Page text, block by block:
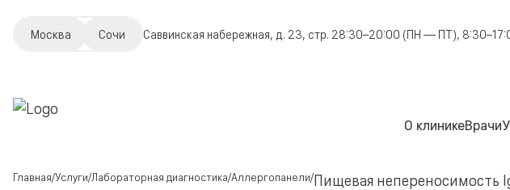
Москва Сочи Саввинская набережная, д. 23, стр. 28:30–20:00 (ПН — ПТ),
О клиникеВрачи
Главная Услуги Лабораторная диагностика Аллергопанели Пищевая непереносимость